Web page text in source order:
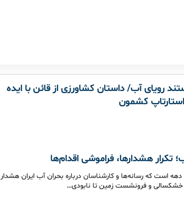
رویای آب/ داستان کشاورزی از قائن با ایده
استارتاپ کشمون
تکرار هشدارها، فراموشی اقدام‌ها
است که رسانه‌ها و کارشناسان درباره بحران آب ایران هشدار
خشکسالی و فرونشست زمین تا نابودی…